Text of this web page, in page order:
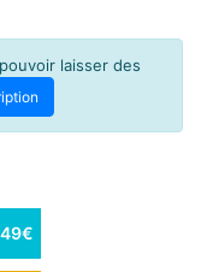
laisser des